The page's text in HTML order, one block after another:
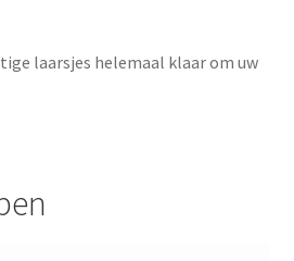
laarsjes helemaal klaar om uw